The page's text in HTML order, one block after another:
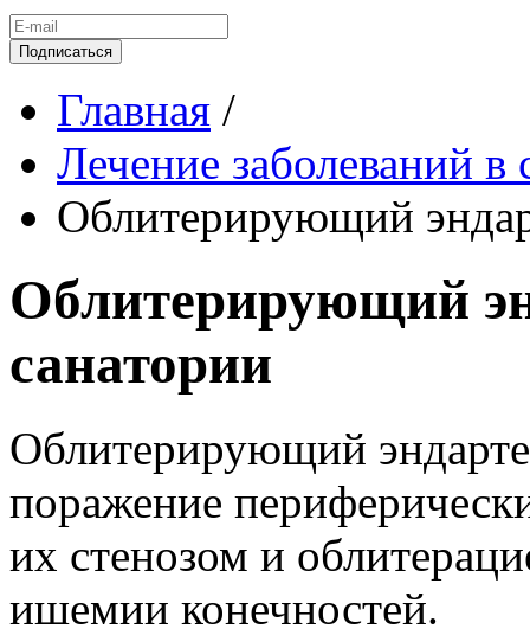
Подписаться
Главная /
Лечение заболеваний
Облитерирующий
Облитерирующий
санатории
Облитерирующий
поражение
их стенозом и
ишемии конечностей.